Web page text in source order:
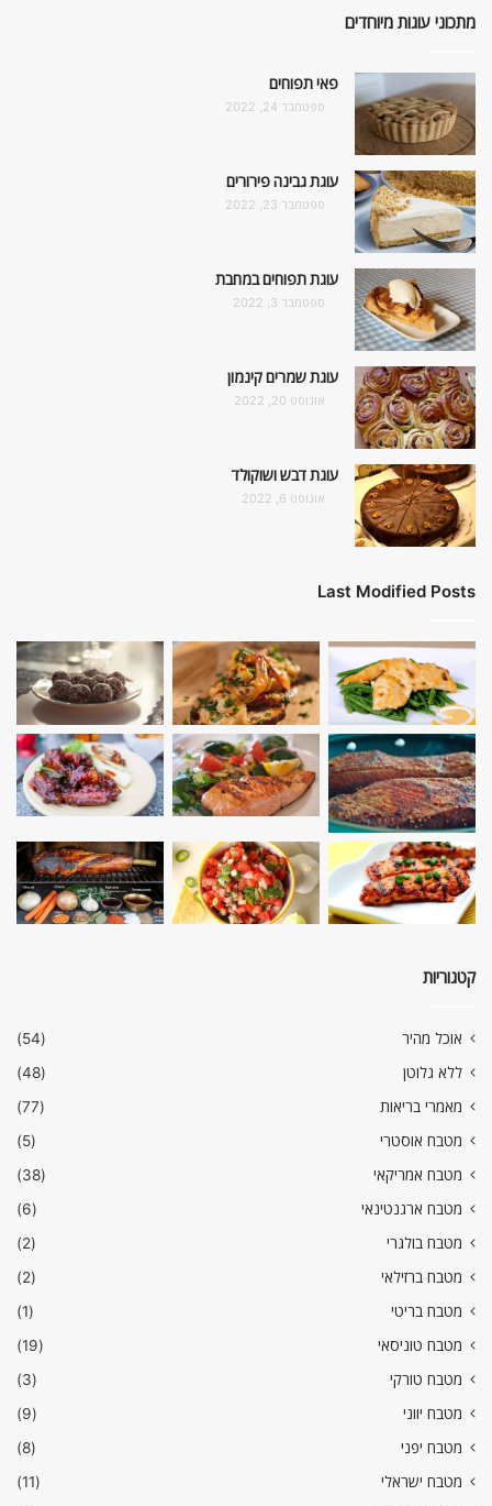
מתכוני עוגות מיוחדים
פאי תפוחים
ספטמבר 24, 2022
עוגת גבינה פירורים
ספטמבר 23, 2022
עוגת תפוחים במחבת
ספטמבר 3, 2022
עוגת שמרים קינמון
אוגוסט 20, 2022
עוגת דבש ושוקולד
אוגוסט 6, 2022
Last Modified Posts
קטגוריות
אוכל מהיר
(54)
ללא גלוטן
(48)
מאמרי בריאות
(77)
מטבח אוסטרי
(5)
מטבח אמריקאי
(38)
מטבח ארגנטינאי
(6)
מטבח בולגרי
(2)
מטבח ברזילאי
(2)
מטבח בריטי
(1)
מטבח טוניסאי
(19)
מטבח טורקי
(3)
מטבח יווני
(9)
מטבח יפני
(8)
מטבח ישראלי
(11)